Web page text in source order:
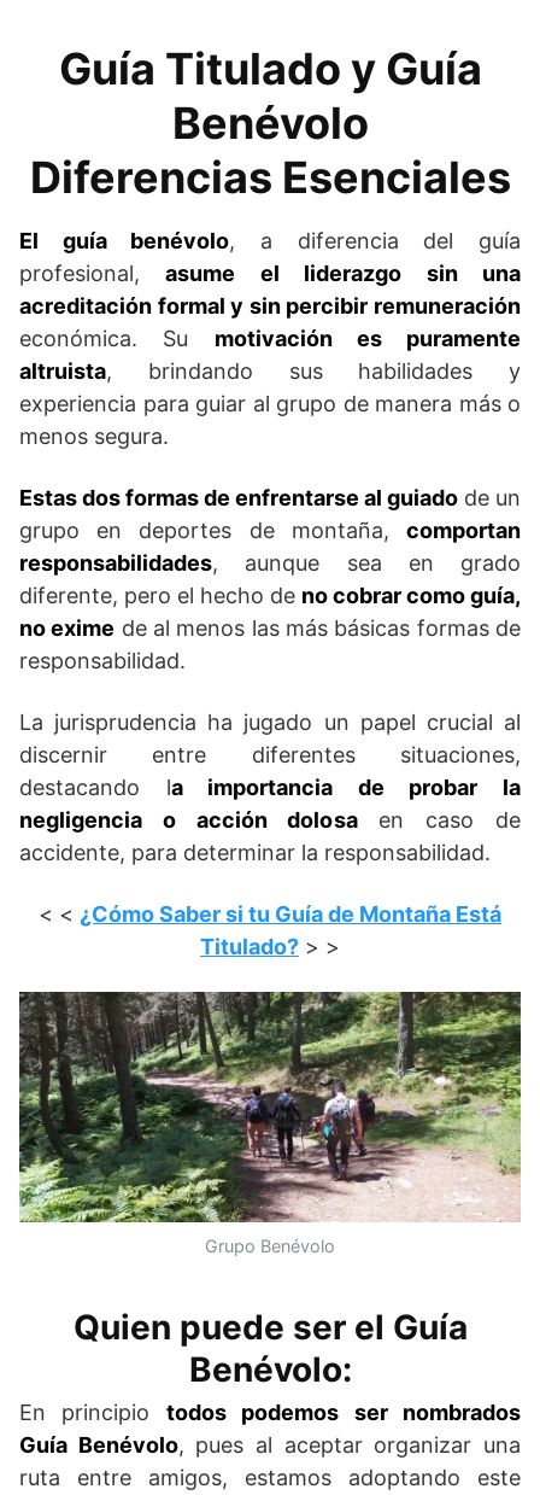
Guía Titulado y Guía
Benévolo
Diferencias Esenciales
El guía benévolo, a diferencia del guía
profesional,asume el liderazgo sin una
acreditación formal y sin percibir remuneración
económica. Su motivación es puramente
altruista, brindando sus habilidades y
experiencia para guiar al grupo de manera más o
menos segura.
Estas dos formas de enfrentarse al guiado de un
grupo en deportes de montaña, comportan
responsabilidades, aunque sea en grado
diferente, pero el hecho de no cobrar como guía,
no exime de al menos las más básicas formas de
responsabilidad.
La jurisprudencia ha jugado un papel crucial al
discernir entre diferentes situaciones,
destacando la importancia de probar la
negligencia o acción dolosaen caso de
accidente, para determinar la responsabilidad.
< < ¿Cómo Saber si tu Guía de Montaña Está
Titulado? > >
Grupo Benévolo
Quien puede ser el Guía
Benévolo:
En principio todos podemos ser nombrados
Guía Benévolo, pues al aceptar organizar una
ruta entre amigos, estamos adoptando este